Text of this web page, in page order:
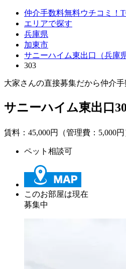
仲介手数料無料ウチコミ！
エリアで探す
兵庫県
加東市
サニーハイム東出口（兵庫
303
大家さんの直接募集だから仲介
サニーハイム東出口
賃料： 45,000円（管理費：5,000
ペット相談可
このお部屋は現在
募集中